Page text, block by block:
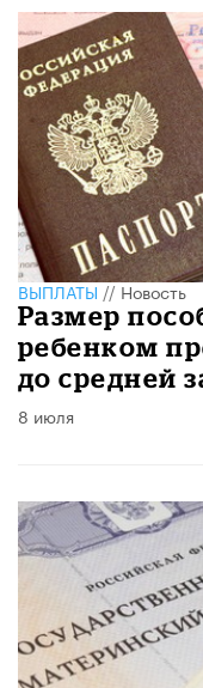
ВЫПЛАТЫ//Новость
Размер
ребенком
до средней
8 июля